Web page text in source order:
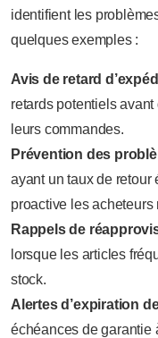
identifient les
quelques exemples :
Avis de retard
retards potentiels
leurs commandes.
Prévention des
ayant un taux de retour
proactive les acheteurs
Rappels de
lorsque les articles
stock.
Alertes d’expiration
échéances de garantie